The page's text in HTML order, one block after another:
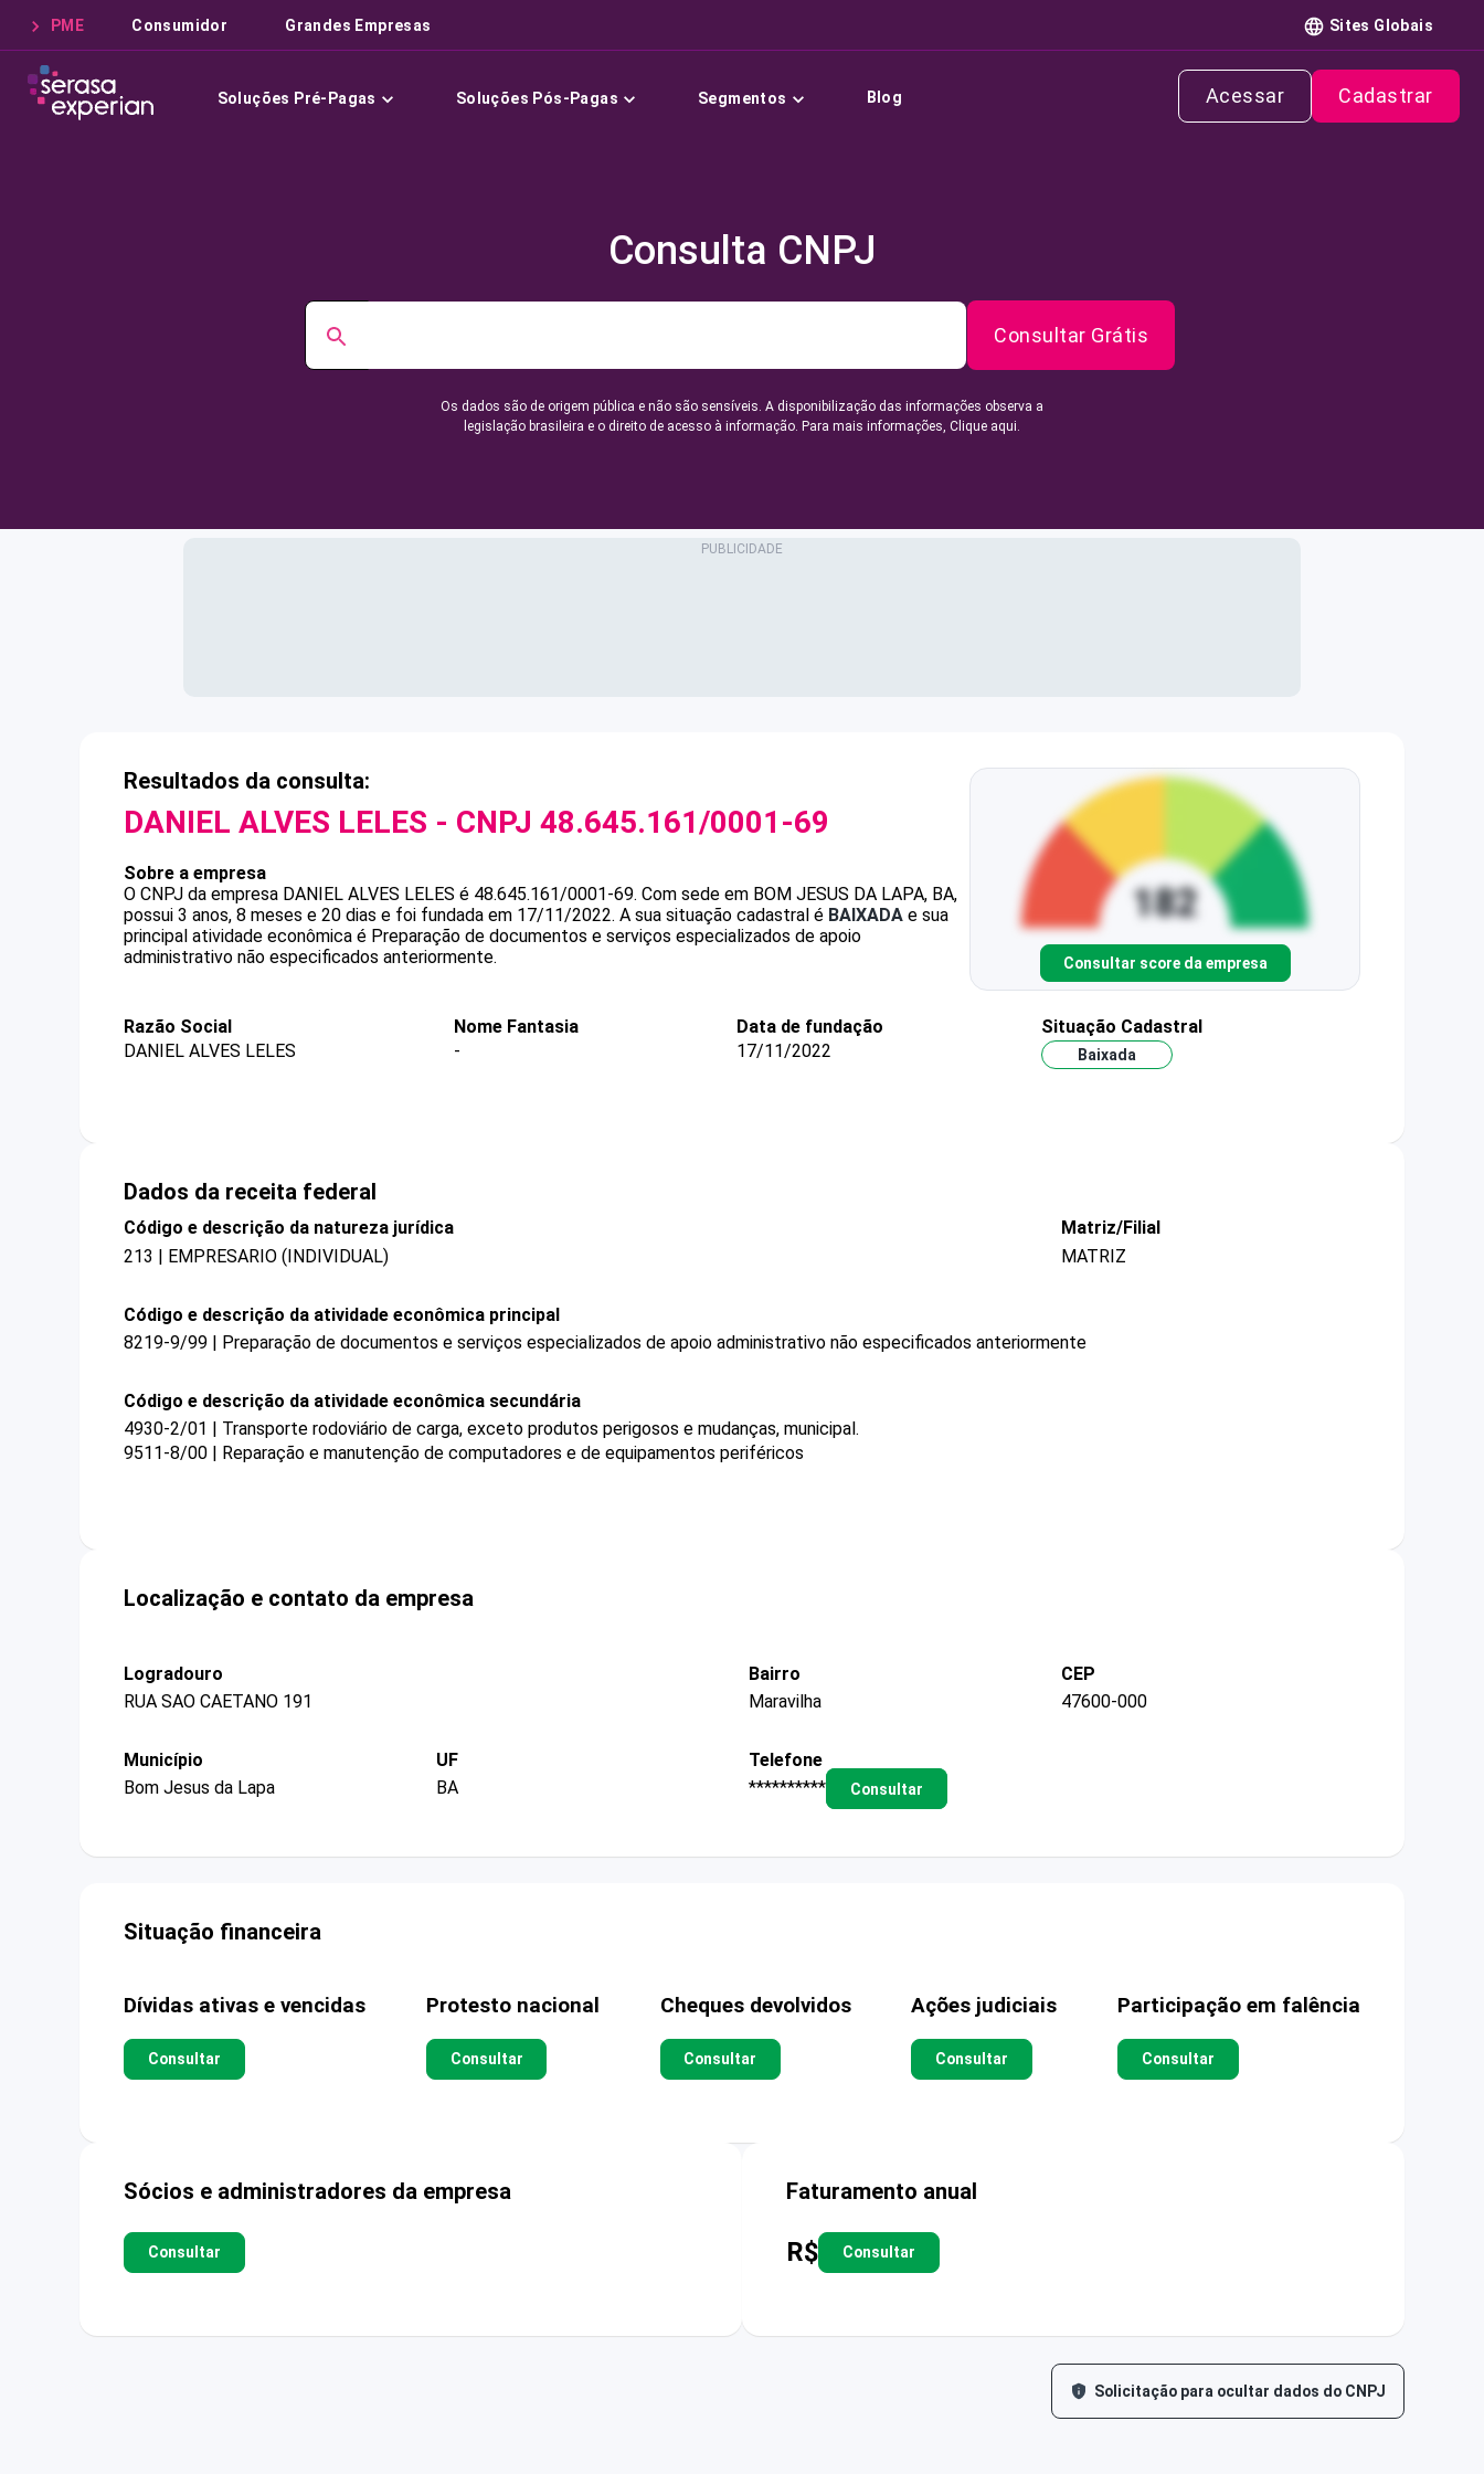
PME Consumidor Grandes Empresas Sites Globais
Soluções Pré-Pagas Soluções Pós-Pagas Segmentos Blog Acessar Cadastrar
Consulta CNPJ
Consultar Grátis
Os dados são de origem pública e não são sensíveis. A disponibilização das informações observa a
legislação brasileira e o direito de acesso à informação. Para mais informações, Clique aqui.
Resultados da consulta:
DANIEL ALVES LELES - CNPJ 48.645.161/0001-69
Sobre a empresa
O CNPJ da empresa DANIEL ALVES LELES é 48.645.161/0001-69. Com sede em BOM JESUS DA LAPA, BA,
possui 3 anos, 8 meses e 20 dias e foi fundada em 17/11/2022. A sua situação cadastral é BAIXADA e sua
principal atividade econômica é Preparação de documentos e serviços especializados de apoio
administrativo não especificados anteriormente.
Consultar score da empresa
Razão Social
DANIEL ALVES LELES
Nome Fantasia
-
Data de fundação
17/11/2022
Situação Cadastral
Baixada
Dados da receita federal
Código e descrição da natureza jurídica
213 | EMPRESARIO (INDIVIDUAL)
Matriz/Filial
MATRIZ
Código e descrição da atividade econômica principal
8219-9/99 | Preparação de documentos e serviços especializados de apoio administrativo não especificados anteriormente
Código e descrição da atividade econômica secundária
4930-2/01 | Transporte rodoviário de carga, exceto produtos perigosos e mudanças, municipal.
9511-8/00 | Reparação e manutenção de computadores e de equipamentos periféricos
Localização e contato da empresa
Logradouro
RUA SAO CAETANO 191
Bairro
Maravilha
CEP
47600-000
Município
Bom Jesus da Lapa
UF
BA
Telefone
**********
Consultar
Situação financeira
Dívidas ativas e vencidas
Consultar
Protesto nacional
Consultar
Cheques devolvidos
Consultar
Ações judiciais
Consultar
Participação em falência
Consultar
Sócios e administradores da empresa
Consultar
Faturamento anual
R$ Consultar
Solicitação para ocultar dados do CNPJ